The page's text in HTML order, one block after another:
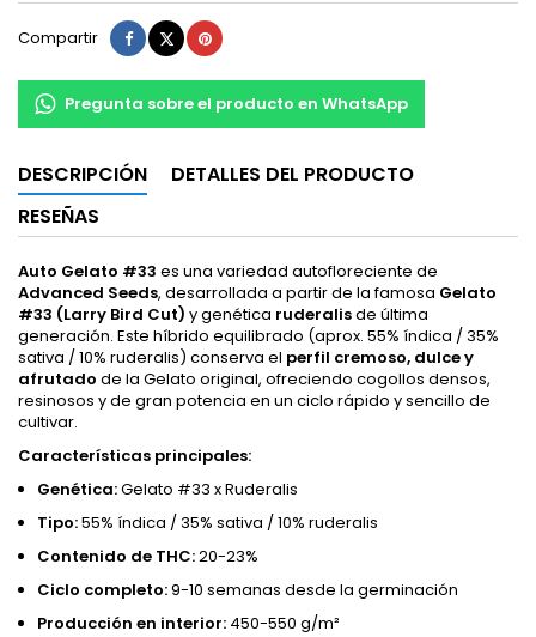
Compartir Compartir
TuitearPinterest
Pregunta sobre el producto en WhatsApp
DESCRIPCIÓN
DETALLES DEL PRODUCTO
RESEÑAS
Auto Gelato #33 es una variedad autofloreciente de
Advanced Seeds, desarrollada a partir de la famosa Gelato
#33 (Larry Bird Cut) y genética ruderalisde última
generación. Este híbrido equilibrado (aprox. 55% índica / 35%
sativa / 10% ruderalis) conserva el perfil cremoso, dulce y
afrutado de la Gelato original, ofreciendo cogollos densos,
resinosos y de gran potencia en un ciclo rápido y sencillo de
cultivar.
Características principales:
Genética:Gelato #33 x Ruderalis
Tipo:55% índica / 35% sativa / 10% ruderalis
Contenido de THC:20-23%
Ciclo completo:9-10 semanas desde la germinación
Producción en interior: 450-550 g/m²